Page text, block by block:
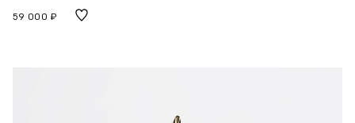
59 000 ₽